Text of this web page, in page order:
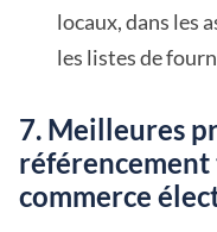
locaux, dans les
les listes de
7. Meilleures
commerce